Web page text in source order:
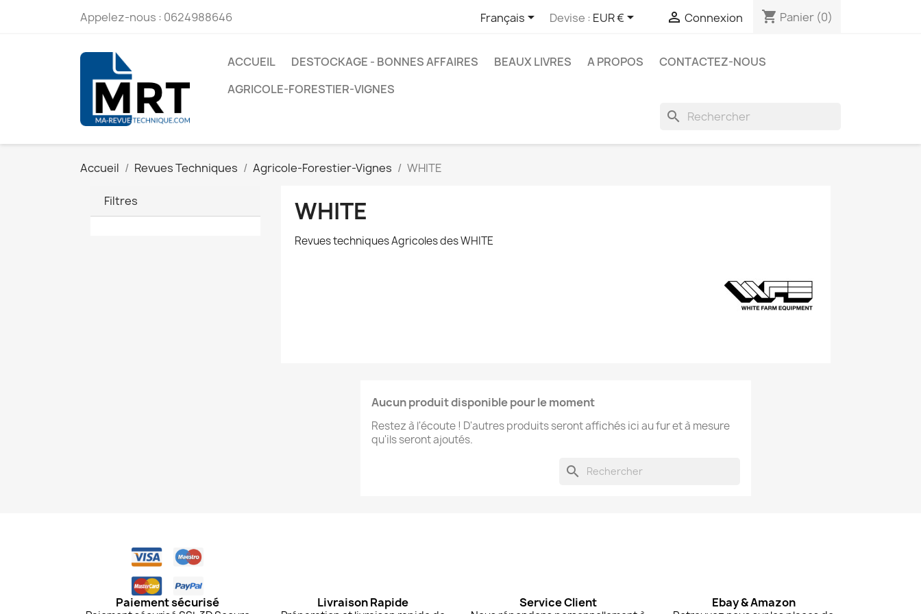
Appelez-nous : 0624988646 Français Devise : EUR €  Connexion shopping_cart Panier (0)
ACCUEIL DESTOCKAGE - BONNES AFFAIRES BEAUX LIVRES A PROPOS
CONTACTEZ-NOUS
AGRICOLE-FORESTIER-VIGNES
search
Accueil Revues Techniques Agricole-Forestier-Vignes WHITE
Filtres WHITE
Revues techniques Agricoles des WHITE
Aucun produit disponible pour le moment
Restez à l'écoute ! D'autres produits seront affichés ici au fur et à mesure
qu'ils seront ajoutés.
search
Paiement sécurisé Livraison Rapide Service Client Ebay & Amazon